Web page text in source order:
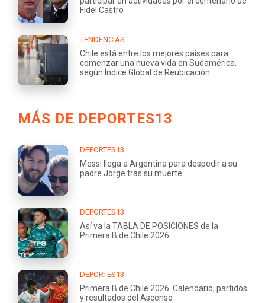
Fidel Castro
TENDENCIAS
Chile está entre los mejores países para
comenzar una nueva vida en Sudamérica,
según Índice Global de Reubicación
MÁS DE DEPORTES13
DEPORTES13
Messi llega a Argentina para despedir a su
padre Jorge tras su muerte
DEPORTES13
Así va la TABLA DE POSICIONES de la
Primera B de Chile 2026
DEPORTES13
Primera B de Chile 2026: Calendario, partidos
y resultados del Ascenso